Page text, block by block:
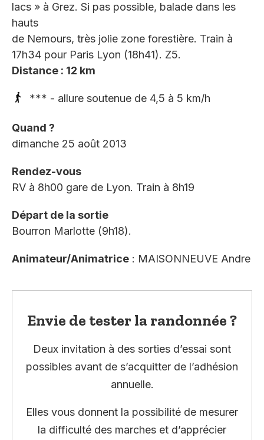
lacs » à Grez. Si pas possible, balade dans les
hauts
de Nemours, très jolie zone forestière. Train à
17h34 pour Paris Lyon (18h41). Z5.
Distance : 12 km
*** - allure soutenue de 4,5 à 5 km/h
Quand ?
dimanche 25 août 2013
Rendez-vous
RV à 8h00 gare de Lyon. Train à 8h19
Départ de la sortie
Bourron Marlotte (9h18).
Animateur/Animatrice : MAISONNEUVE Andre
Envie de tester la randonnée ?
Deux invitation à des sorties d’essai sont
possibles avant de s’acquitter de l’adhésion
annuelle.
Elles vous donnent la possibilité de mesurer
la difficulté des marches et d’apprécier